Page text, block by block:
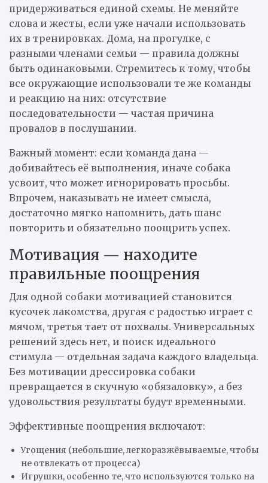
придерживаться единой схемы. Не меняйте
слова и жесты, если уже начали использовать
их в тренировках. Дома, на прогулке, с
разными членами семьи — правила должны
быть одинаковыми. Стремитесь к тому, чтобы
все окружающие использовали те же команды
и реакцию на них: отсутствие
последовательности — частая причина
провалов в послушании.
Важный момент: если команда дана —
добивайтесь её выполнения, иначе собака
усвоит, что может игнорировать просьбы.
Впрочем, наказывать не имеет смысла,
достаточно мягко напомнить, дать шанс
повторить и обязательно поощрить успех.
Мотивация — находите
правильные поощрения
Для одной собаки мотивацией становится
кусочек лакомства, другая с радостью играет с
мячом, третья тает от похвалы. Универсальных
решений здесь нет, и поиск идеального
стимула — отдельная задача каждого владельца.
Без мотивации дрессировка собаки
превращается в скучную «обязаловку», а без
удовольствия результаты будут временными.
Эффективные поощрения включают:
Угощения (небольшие, легкоразжёвываемые, чтобы
не отвлекать от процесса)
Игрушки, особенно те, что используются только на